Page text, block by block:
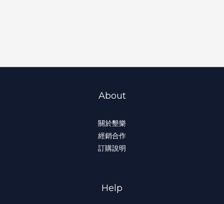
About
關於墾樂
經銷合作
訂購說明
Help